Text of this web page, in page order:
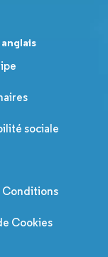
sociale
Conditions
Cookies